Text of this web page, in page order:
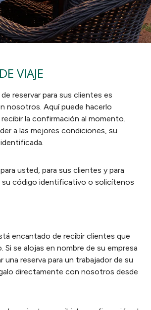
VIAJE
reservar para sus clientes es
nosotros. Aquí puede hacerlo
la confirmación al momento.
a las mejores condiciones, su
usted, para sus clientes y para
código identificativo o solicítenos
encantado de recibir clientes que
Si se alojas en nombre de su empresa
una reserva para un trabajador de su
directamente con nosotros desde